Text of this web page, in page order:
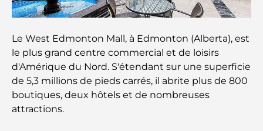
gastronomie rencontre la culture
Les marques de costumes les plus chères qui
définissent le luxe sur mesure
Restaurants de J1 Beach : la nouvelle destination
gastronomique de luxe à Dubaï
Le West Edmonton Mall, à Edmonton (Alberta), est
le plus grand centre commercial et de loisirs
d'Amérique du Nord. S'étendant sur une superficie
de 5,3 millions de pieds carrés, il abrite plus de 800
boutiques, deux hôtels et de nombreuses
attractions.